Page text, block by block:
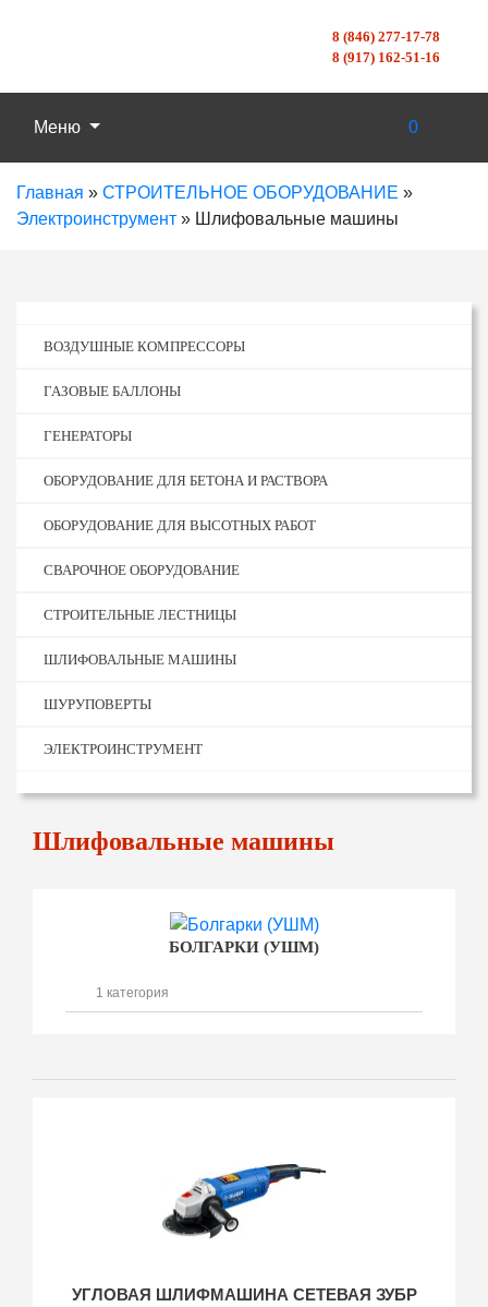
8 (846) 277-17-78
8 (917) 162-51-16
Меню 0
Главная » СТРОИТЕЛЬНОЕ ОБОРУДОВАНИЕ »
Электроинструмент » Шлифовальные машины
ВОЗДУШНЫЕ КОМПРЕССОРЫ
ГАЗОВЫЕ БАЛЛОНЫ
ГЕНЕРАТОРЫ
ОБОРУДОВАНИЕ ДЛЯ БЕТОНА И РАСТВОРА
ОБОРУДОВАНИЕ ДЛЯ ВЫСОТНЫХ РАБОТ
СВАРОЧНОЕ ОБОРУДОВАНИЕ
СТРОИТЕЛЬНЫЕ ЛЕСТНИЦЫ
ШЛИФОВАЛЬНЫЕ МАШИНЫ
ШУРУПОВЕРТЫ
ЭЛЕКТРОИНСТРУМЕНТ
Шлифовальные машины
БОЛГАРКИ (УШМ)
1 категория
УГЛОВАЯ ШЛИФМАШИНА СЕТЕВАЯ ЗУБР